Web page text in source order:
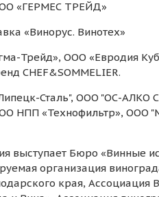
«ГЕРМЕС ТРЕЙД»
«Винорус. Винотех»
Трейд», ООО «Евродия
CHEF&SOMMELIER.
Сталь", ООО "ОС-
НПП «Технофильтр», ООО
выступает Бюро «Винные
организация
края,